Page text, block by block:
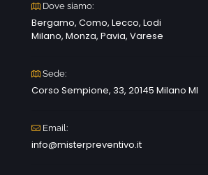
Dove siamo:
Bergamo, Como, Lecco, Lodi
Milano, Monza, Pavia, Varese
Sede:
Corso Sempione, 33, 20145 Milano MI
Email:
info@misterpreventivo.it